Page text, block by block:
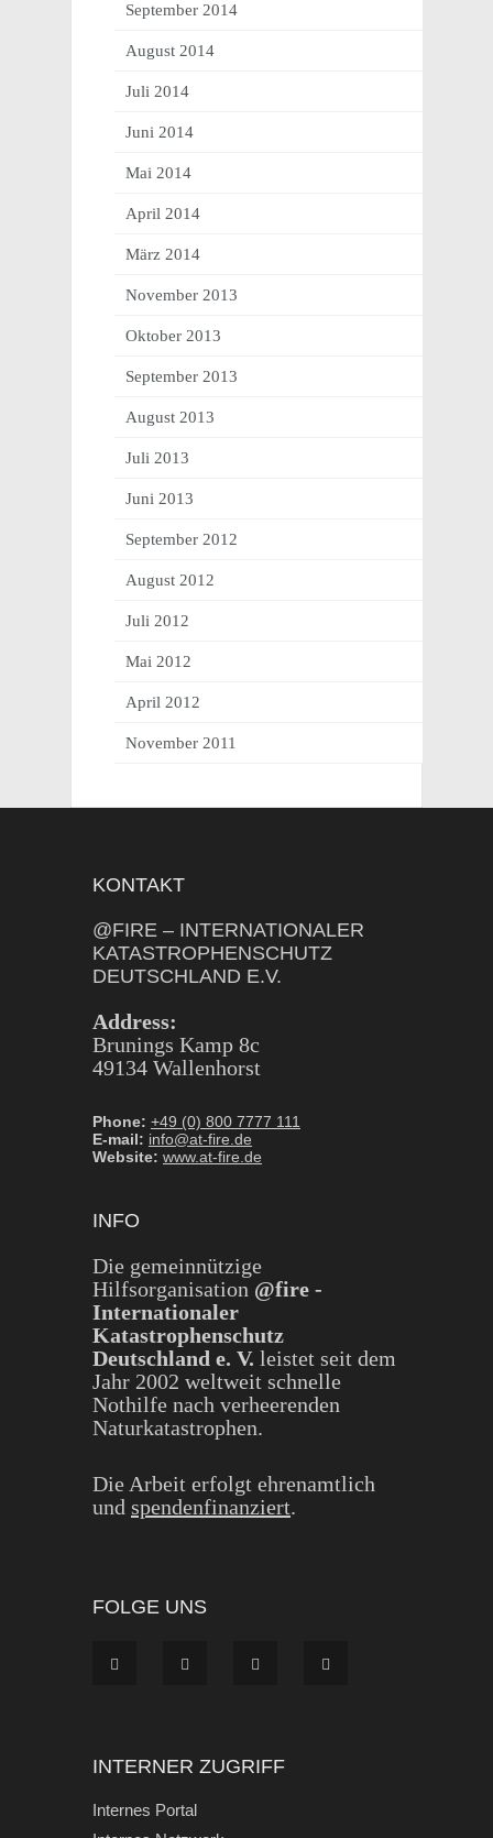
September 2014
August 2014
Juli 2014
Juni 2014
Mai 2014
April 2014
März 2014
November 2013
Oktober 2013
September 2013
August 2013
Juli 2013
Juni 2013
September 2012
August 2012
Juli 2012
Mai 2012
April 2012
November 2011
KONTAKT
@FIRE – INTERNATIONALER
KATASTROPHENSCHUTZ
DEUTSCHLAND E.V.
Address:
Brunings Kamp 8c
49134 Wallenhorst
Phone: +49 (0) 800 7777 111
E-mail: info@at-fire.de
Website: www.at-fire.de
INFO
Die gemeinnützige
Hilfsorganisation @fire -
Internationaler
Katastrophenschutz
Deutschland e. V. leistet seit dem
Jahr 2002 weltweit schnelle
Nothilfe nach verheerenden
Naturkatastrophen.
Die Arbeit erfolgt ehrenamtlich
und spendenfinanziert.
FOLGE UNS
INTERNER ZUGRIFF
Internes Portal